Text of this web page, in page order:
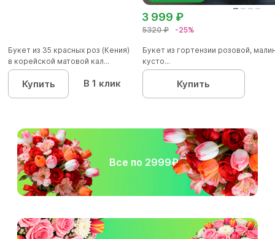
Букет из 35 красных роз (Кения)
в корейской матовой кал...
Купить В 1 клик
5320 ₽ -25%
3 999 ₽
Букет из гортензии розовой,
кусто...
Купить
Все по 2999₽